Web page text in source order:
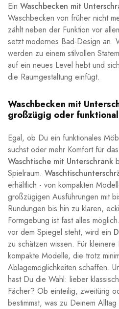
Ein Waschbecken mit
Waschbecken von früher nicht
zählt neben der Funktion vor
setzt modernes Bad-Design an.
werden zu einem stilvollen
auf ein neues Level hebt und
die Raumgestaltung einfügt.
Waschbecken mit
großzügig oder funktional
Egal, ob Du ein funktionales
suchst oder mehr Komfort für
Waschtische mit Unterschrank
Spielraum.
erhältlich - von kompakten
großzügigen Ausführungen mit
Rundungen bis hin zu klaren,
Formgebung ist fast alles
vor dem Spiegel steht, wird ein
zu schätzen wissen. Für
kompakte Modelle, die trotz
Ablagemöglichkeiten schaffen.
hast Du die Wahl: lieber
Fächer? Ob einteilig, zweitürig
bestimmst, was zu Deinem Alltag